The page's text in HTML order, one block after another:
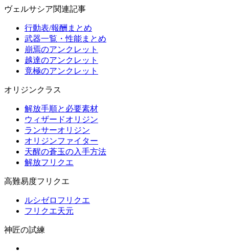
ヴェルサシア関連記事
行動表/報酬まとめ
武器一覧・性能まとめ
崩焉のアンクレット
越達のアンクレット
竟極のアンクレット
オリジンクラス
解放手順と必要素材
ウィザードオリジン
ランサーオリジン
オリジンファイター
天醒の蒼玉の入手方法
解放フリクエ
高難易度フリクエ
ルシゼロフリクエ
フリクエ天元
神匠の試練